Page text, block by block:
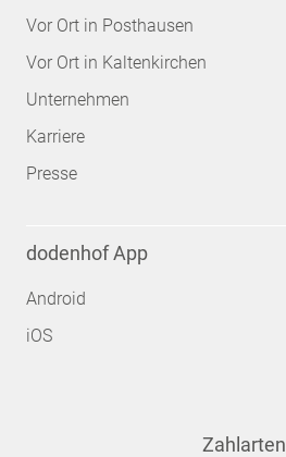
Vor Ort in Posthausen
Vor Ort in Kaltenkirchen
Unternehmen
Karriere
Presse
dodenhof App
Android
iOS
Zahlarten